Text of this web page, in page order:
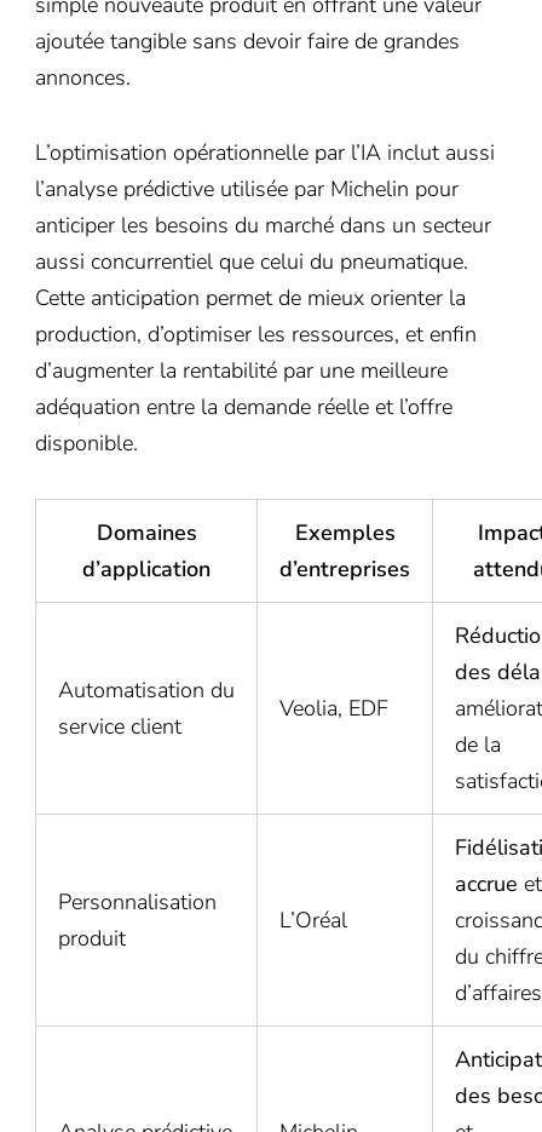
ajoutée tangible sans devoir faire de grandes
annonces.
L’optimisation opérationnelle par l’IA inclut aussi
l’analyse prédictive utilisée par Michelin pour
anticiper les besoins du marché dans un secteur
aussi concurrentiel que celui du pneumatique.
Cette anticipation permet de mieux orienter la
production, d’optimiser les ressources, et enfin
d’augmenter la rentabilité par une meilleure
adéquation entre la demande réelle et l’offre
disponible.
Domaines
d’application
Exemples
d’entreprises
Automatisation du
service client
Veolia, EDF
des
de la
Personnalisation
produit
L’Oréal
accrue et
du
d’affaires
des